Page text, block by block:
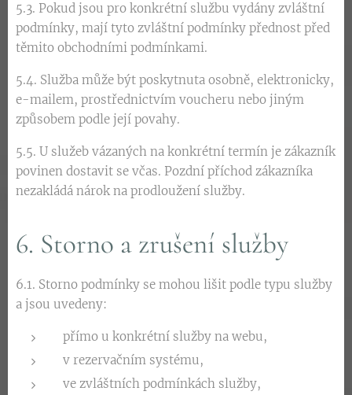
5.3. Pokud jsou pro konkrétní službu vydány zvláštní
podmínky, mají tyto zvláštní podmínky přednost před
těmito obchodními podmínkami.
5.4. Služba může být poskytnuta osobně, elektronicky,
e-mailem, prostřednictvím voucheru nebo jiným
způsobem podle její povahy.
5.5. U služeb vázaných na konkrétní termín je zákazník
povinen dostavit se včas. Pozdní příchod zákazníka
nezakládá nárok na prodloužení služby.
6. Storno a zrušení služby
6.1. Storno podmínky se mohou lišit podle typu služby
a jsou uvedeny:
přímo u konkrétní služby na webu,
v rezervačním systému,
ve zvláštních podmínkách služby,